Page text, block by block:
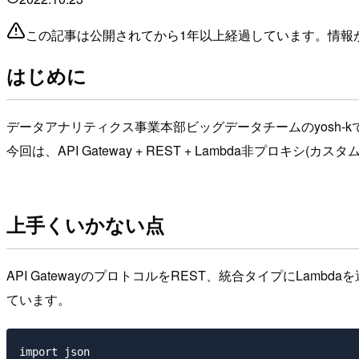
この記事は公開されてから1年以上経過しています。情
はじめに
データアナリティクス事業本部ビッグデータチームのyosh-k
今回は、API Gateway + REST + Lambda非プロキシ(カス
上手くいかない点
API GatewayのプロトコルをREST、統合タイプにLambda
ています。
import json